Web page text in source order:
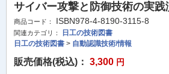
サイバー攻撃と防御技術の実践
商品コード： ISBN978-4-8190-3115-8
関連カテゴリ：
日工の技術図書
日工の技術図書 > 自動認識技術/情報
販売価格(税込)： 3,300 円